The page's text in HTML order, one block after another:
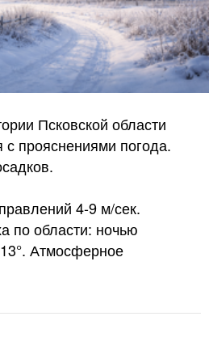
Псковской области
с прояснениями погода.
4-9 м/сек.
по области: ночью
Атмосферное